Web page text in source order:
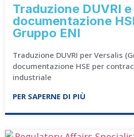
Traduzione DUVRI e
documentazione
Gruppo ENI
Traduzione DUVRI per Versalis
documentazione HSE per
industriale
PER SAPERNE DI PIÙ